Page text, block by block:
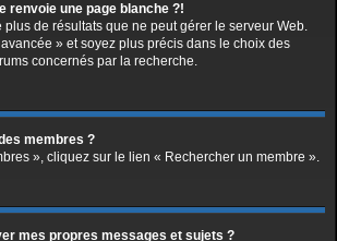
renvoie une page blanche ?!
plus de résultats que ne peut gérer le serveur Web.
» et soyez plus précis dans le choix des
concernés par la recherche.
membres ?
», cliquez sur le lien « Rechercher un membre ».
mes propres messages et sujets ?